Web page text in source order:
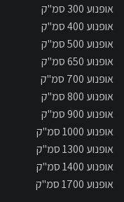
אופנוע 300 סמ"ק
אופנוע 400 סמ"ק
אופנוע 500 סמ"ק
אופנוע 650 סמ"ק
אופנוע 700 סמ"ק
אופנוע 800 סמ"ק
אופנוע 900 סמ"ק
אופנוע 1000 סמ"ק
אופנוע 1300 סמ"ק
אופנוע 1400 סמ"ק
אופנוע 1700 סמ"ק